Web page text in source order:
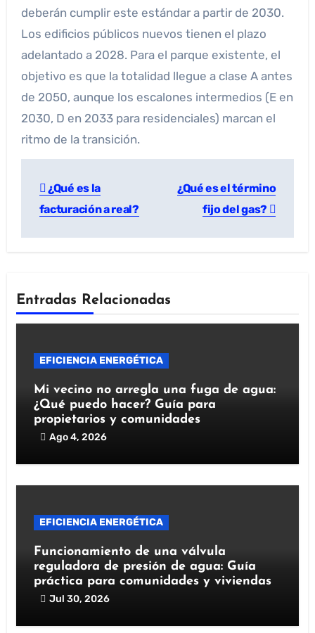
deberán cumplir este estándar a partir de 2030.
Los edificios públicos nuevos tienen el plazo
adelantado a 2028. Para el parque existente, el
objetivo es que la totalidad llegue a clase A antes
de 2050, aunque los escalones intermedios (E en
2030, D en 2033 para residenciales) marcan el
ritmo de la transición.
¿Qué es la
facturación a real?
¿Qué es el término
fijo del gas?
Entradas Relacionadas
EFICIENCIA ENERGÉTICA
Mi vecino no arregla una fuga de agua:
¿Qué puedo hacer? Guía para
propietarios y comunidades
Ago 4, 2026
EFICIENCIA ENERGÉTICA
Funcionamiento de una válvula
reguladora de presión de agua: Guía
práctica para comunidades y viviendas
Jul 30, 2026